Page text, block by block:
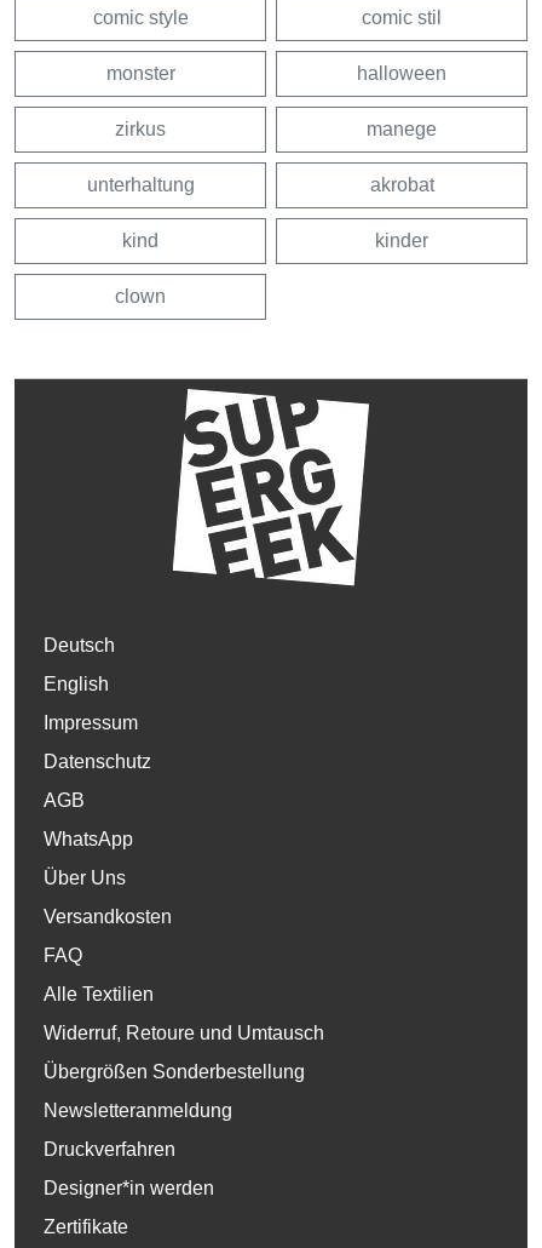
comic style comic stil
monster halloween
zirkus manege
unterhaltung akrobat
kind kinder
clown
Deutsch
English
Impressum
Datenschutz
AGB
WhatsApp
Über Uns
Versandkosten
FAQ
Alle Textilien
Widerruf, Retoure und Umtausch
Übergrößen Sonderbestellung
Newsletteranmeldung
Druckverfahren
Designer*in werden
Zertifikate